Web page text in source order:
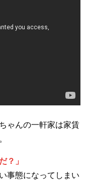
ゃんの一軒家は家賃
？」
事態になってしまい